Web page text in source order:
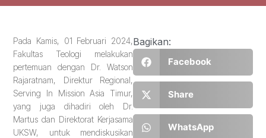
Pada Kamis, 01 Februari 2024,
Fakultas Teologi melakukan
pertemuan dengan Dr. Watson
Rajaratnam, Direktur Regional,
Serving In Mission Asia Timur,
yang juga dihadiri oleh Dr.
Martus dan Direktorat Kerjasama
UKSW, untuk mendiskusikan
Bagikan:
Facebook
Share
WhatsApp